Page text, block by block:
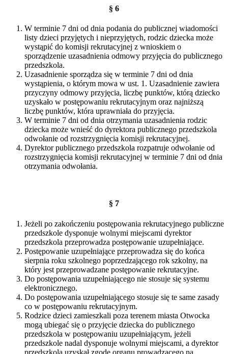
§ 6
W terminie 7 dni od dnia podania do publicznej wiadomości
listy dzieci przyjętych i nieprzyjętych, rodzic dziecka może
wystąpić do komisji rekrutacyjnej z wnioskiem o
sporządzenie uzasadnienia odmowy przyjęcia do publicznego
przedszkola.
Uzasadnienie sporządza się w terminie 7 dni od dnia
wystąpienia, o którym mowa w ust. 1. Uzasadnienie zawiera
przyczyny odmowy przyjęcia, liczbę punktów, którą dziecko
uzyskało w postępowaniu rekrutacyjnym oraz najniższą
liczbę punktów, która uprawniała do przyjęcia.
W terminie 7 dni od dnia otrzymania uzasadnienia rodzic
dziecka może wnieść do dyrektora publicznego przedszkola
odwołanie od rozstrzygnięcia komisji rekrutacyjnej.
Dyrektor publicznego przedszkola rozpatruje odwołanie od
rozstrzygnięcia komisji rekrutacyjnej w terminie 7 dni od dnia
otrzymania odwołania.
§ 7
Jeżeli po zakończeniu postępowania rekrutacyjnego publiczne
przedszkole dysponuje wolnymi miejscami dyrektor
przedszkola przeprowadza postępowanie uzupełniające.
Postępowanie uzupełniające przeprowadza się do końca
sierpnia roku szkolnego poprzedzającego rok szkolny, na
który jest przeprowadzane postępowanie rekrutacyjne.
Do postępowania uzupełniającego nie stosuje się systemu
elektronicznego.
Do postępowania uzupełniającego stosuje się te same zasady
co w postępowaniu rekrutacyjnym.
Rodzice dzieci zamieszkali poza terenem miasta Otwocka
mogą ubiegać się o przyjęcie dziecka do publicznego
przedszkola w postępowaniu uzupełniającym, jeżeli
przedszkole nadal dysponuje wolnymi miejscami, a dyrektor
przedszkola uzyskał zgodę organu prowadzącego na